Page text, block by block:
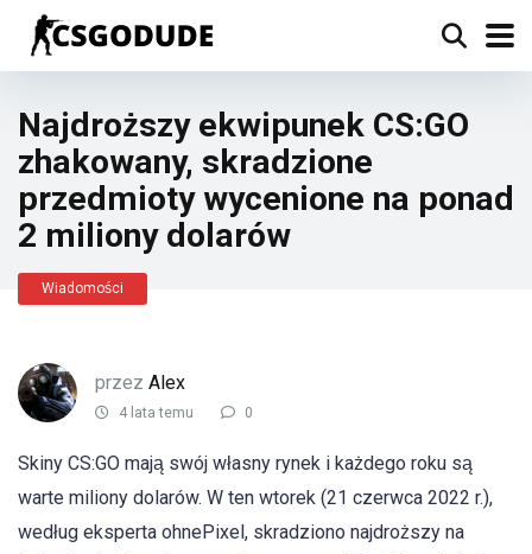
Najdroższy ekwipunek CS:GO
zhakowany, skradzione
przedmioty wycenione na ponad
2 miliony dolarów
Wiadomości
przez Alex
4 lata temu 0
Skiny CS:GO mają swój własny rynek i każdego roku są
warte miliony dolarów. W ten wtorek (21 czerwca 2022 r.),
według eksperta ohnePixel, skradziono najdroższy na